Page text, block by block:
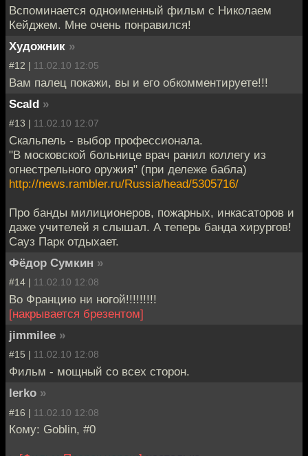
Вспоминается одноименный фильм с Николаем
Кейджем. Мне очень понравился!
Художник »
#12 | 11.02.10 12:05
Вам палец покажи, вы и его обкомментируете!!!
Scald »
#13 | 11.02.10 12:07
Скальпель - выбор профессионала.
"В московской больнице врач ранил коллегу из
огнестрельного оружия" (при дележе бабла)
http://news.rambler.ru/Russia/head/5305716/
Про банды милиционеров, пожарных, инкасаторов и
даже учителей я слышал. А теперь банда хирургов!
Сауз Парк отдыхает.
Фёдор Сумкин »
#14 | 11.02.10 12:08
Во Францию ни ногой!!!!!!!!!
[накрывается брезентом]
jimmilee »
#15 | 11.02.10 12:08
Фильм - мощный со всех сторон.
lerko »
#16 | 11.02.10 12:08
Кому: Goblin, #0